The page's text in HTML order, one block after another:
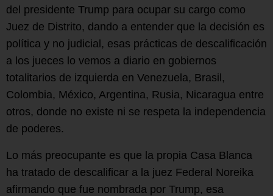
del presidente Trump para ocupar su cargo como
Juez de Distrito, dando a entender que la decisión es
política y no judicial, esas prácticas de descalificación
a los jueces lo vemos a diario en gobiernos
totalitarios de izquierda en Venezuela, Brasil,
Colombia, México, Argentina, Rusia, Nicaragua entre
otros, donde no existe ni se respeta la independencia
de poderes.
Lo más preocupante es que la propia Casa Blanca
ha tratado de descalificar a la juez Federal Noreika
afirmando que fue nombrada por Trump, esa